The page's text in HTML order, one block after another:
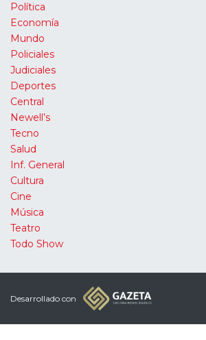
Política
Economía
Mundo
Policiales
Judiciales
Deportes
Central
Newell’s
Tecno
Salud
Inf. General
Cultura
Cine
Música
Teatro
Todo Show
Desarrollado con